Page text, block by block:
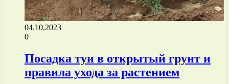
04.10.2023
0
Посадка туи в открытый грунт и
правила ухода за растением